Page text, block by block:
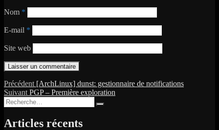
Nom *
E-mail *
Site web
Navigation
de
l’article
Précédent Publication
précédente :
[ArchLinux] dunst: gestionnaire de notifications
Suivant Publication
suivante :
PGP – Première exploration
Recherche
pour :
Recherche
Articles récents